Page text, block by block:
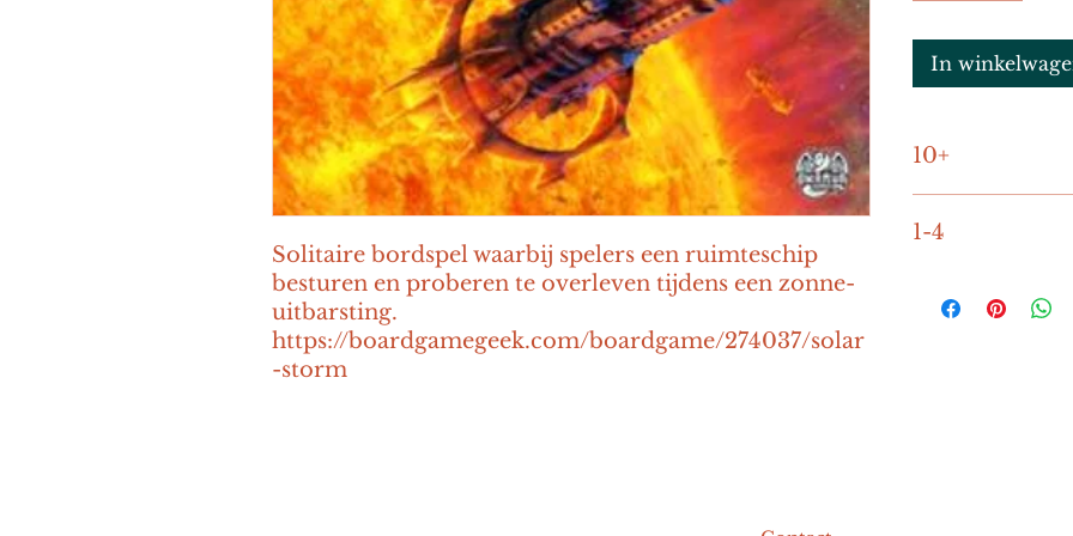
Solitaire bordspel waarbij spelers een ruimteschip
besturen en proberen te overleven tijdens een zonne-
uitbarsting.
https://boardgamegeek.com/boardgame/274037/solar
-storm
In
10+
1-4